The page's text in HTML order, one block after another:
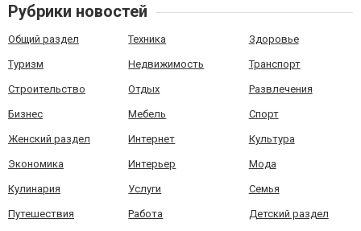
Рубрики новостей
Общий раздел Техника Здоровье
Туризм Недвижимость Транспорт
Строительство Отдых Развлечения
Бизнес Мебель Спорт
Женский раздел Интернет Культура
Экономика Интерьер Мода
Кулинария Услуги Семья
Путешествия Работа Детский раздел